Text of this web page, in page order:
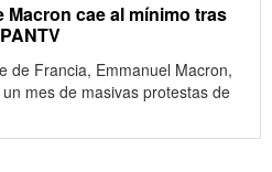
cae al mínimo tras
de Francia, Emmanuel Macron,
mes de masivas protestas de